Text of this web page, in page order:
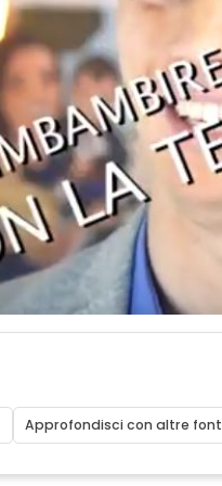
Approfondisci con altre